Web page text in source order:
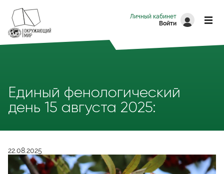
Личный кабинет
Войти
Единый фенологический
день 15 августа 2025:
22.08.2025